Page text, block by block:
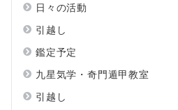
日々の活動
引越し
鑑定予定
九星気学・奇門遁甲教室
引越し